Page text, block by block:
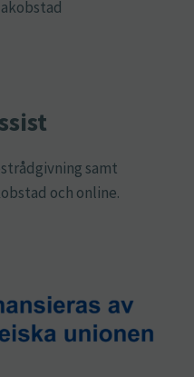
samt
och online.